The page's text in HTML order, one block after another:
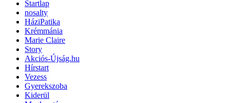
Startlap
nosalty
HáziPatika
Krémmánia
Marie Claire
Story
Akciós-Újság.hu
Hírstart
Vezess
Gyerekszoba
Kiderül